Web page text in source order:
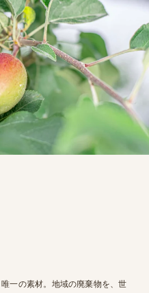
一の素材。地域の廃棄物を、世